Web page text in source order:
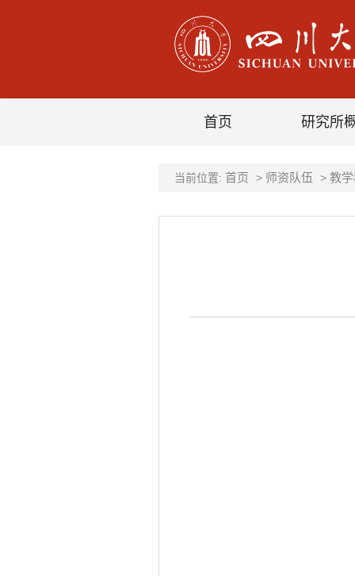
首页 研究所
当前位置: 首页 > 师资队伍 > 教